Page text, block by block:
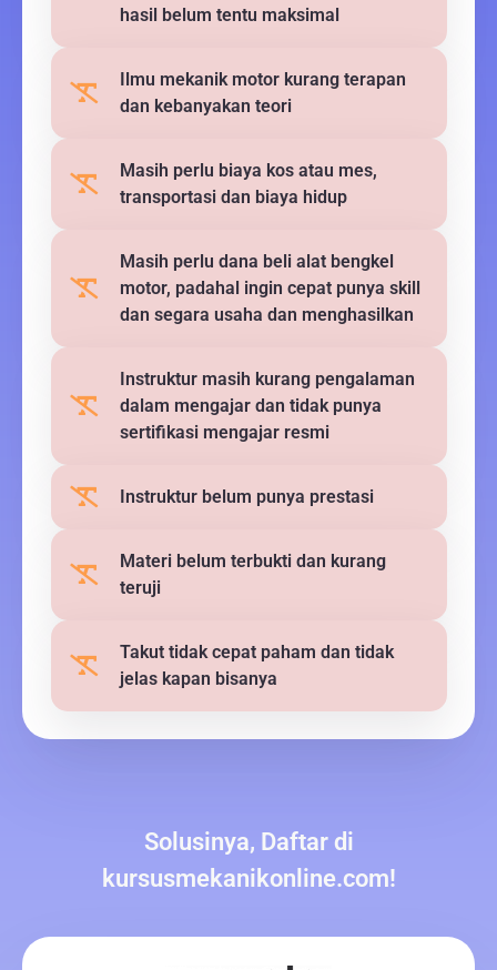
hasil belum tentu maksimal
Ilmu mekanik motor kurang terapan
dan kebanyakan teori
Masih perlu biaya kos atau mes,
transportasi dan biaya hidup
Masih perlu dana beli alat bengkel
motor, padahal ingin cepat punya skill
dan segara usaha dan menghasilkan
Instruktur masih kurang pengalaman
dalam mengajar dan tidak punya
sertifikasi mengajar resmi
Instruktur belum punya prestasi
Materi belum terbukti dan kurang
teruji
Takut tidak cepat paham dan tidak
jelas kapan bisanya
Solusinya, Daftar di
kursusmekanikonline.com!